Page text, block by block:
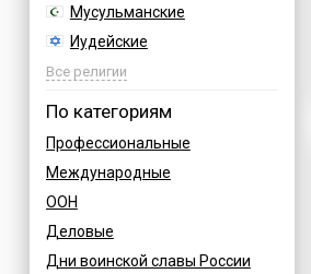
Босния
Бразилия
Великобритания
Венгрия
Вьетнам
Германия
Мусульманские
Иудейские
Буддийские
Все религии
По категориям
Профессиональные
Международные
ООН
Деловые
Дни воинской славы России